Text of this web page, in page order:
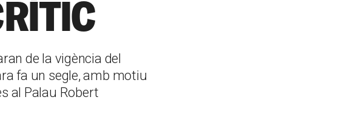
de la vigència del
fa un segle, amb motiu
al Palau Robert